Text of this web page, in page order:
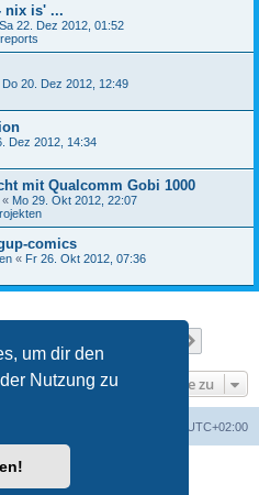
um dir den
Nutzung zu
nix is' ...
Sa 22. Dez 2012, 01:52
Do 20. Dez 2012, 12:49
Dez 2012, 14:34
mit Qualcomm Gobi 1000
« Mo 29. Okt 2012, 22:07
comics
« Fr 26. Okt 2012, 07:36
Gehe zu
UTC+02:00
Software © phpBB Limited
phpBB.de